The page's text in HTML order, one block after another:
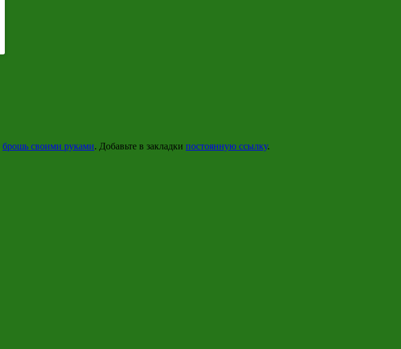
брошь своими руками. Добавьте в закладки постоянную ссылку.